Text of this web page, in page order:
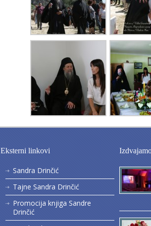
Eksterni linkovi
Sandra Drinčić
Tajne Sandra Drinčić
Promocija knjiga Sandre
Drinčić